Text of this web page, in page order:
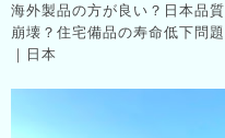
海外製品の方が良い？日本品質
崩壊？住宅備品の寿命低下問題
｜日本